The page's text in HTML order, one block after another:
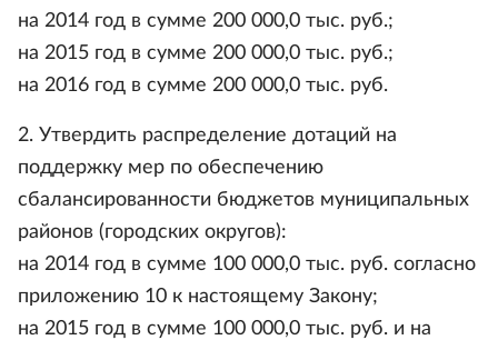
на 2014 год в сумме 200 000,0 тыс. руб.;
на 2015 год в сумме 200 000,0 тыс. руб.;
на 2016 год в сумме 200 000,0 тыс. руб.
2. Утвердить распределение дотаций на
поддержку мер по обеспечению
сбалансированности бюджетов муниципальных
районов (городских округов):
на 2014 год в сумме 100 000,0 тыс. руб. согласно
приложению 10 к настоящему Закону;
на 2015 год в сумме 100 000,0 тыс. руб. и на